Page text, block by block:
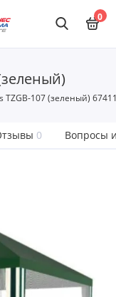
0
TZGB-107 (зеленый)
0 Вопросы